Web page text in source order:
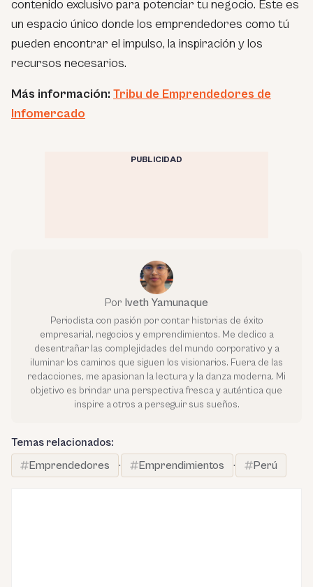
contenido exclusivo para potenciar tu negocio. Este es
un espacio único donde los emprendedores como tú
pueden encontrar el impulso, la inspiración y los
recursos necesarios.
Más información: Tribu de Emprendedores de
Infomercado
PUBLICIDAD
Por Iveth Yamunaque
Periodista con pasión por contar historias de éxito
empresarial, negocios y emprendimientos. Me dedico a
desentrañar las complejidades del mundo corporativo y a
iluminar los caminos que siguen los visionarios. Fuera de las
redacciones, me apasionan la lectura y la danza moderna. Mi
objetivo es brindar una perspectiva fresca y auténtica que
inspire a otros a perseguir sus sueños.
Temas relacionados:
Emprendedores
· Emprendimientos · Perú